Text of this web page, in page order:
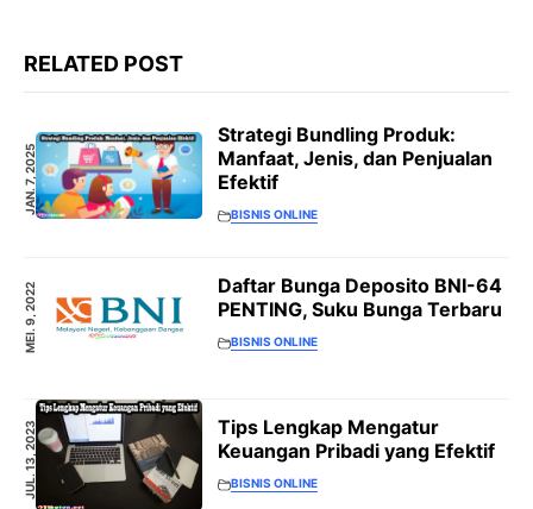
RELATED POST
JAN. 7, 2025
Strategi Bundling Produk:
Manfaat, Jenis, dan Penjualan
Efektif
BISNIS ONLINE
MEI. 9, 2022
Daftar Bunga Deposito BNI-64
PENTING, Suku Bunga Terbaru
BISNIS ONLINE
JUL. 13, 2023
Tips Lengkap Mengatur
Keuangan Pribadi yang Efektif
BISNIS ONLINE